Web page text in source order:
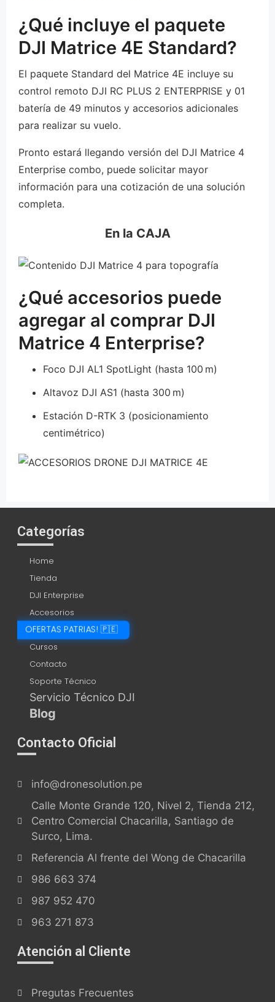
¿Qué incluye el paquete
DJI Matrice 4E Standard?
El paquete Standard del Matrice 4E incluye su
control remoto DJI RC PLUS 2 ENTERPRISE y 01
batería de 49 minutos y accesorios adicionales
para realizar su vuelo.
Pronto estará llegando versión del DJI Matrice 4
Enterprise combo, puede solicitar mayor
información para una cotización de una solución
completa.
En la CAJA
¿Qué accesorios puede
agregar al comprar DJI
Matrice 4 Enterprise?
Foco DJI AL1 SpotLight (hasta 100 m)
Altavoz DJI AS1 (hasta 300 m)
Estación D-RTK 3 (posicionamiento
centimétrico)
Categorías
Home
Tienda
DJI Enterprise
Accesorios
OFERTAS PATRIAS! 🇵🇪
Cursos
Contacto
Soporte Técnico
Servicio Técnico DJI
Blog
Contacto Oficial
info@dronesolution.pe
Calle Monte Grande 120, Nivel 2, Tienda 212,
Centro Comercial Chacarilla, Santiago de
Surco, Lima.
Referencia Al frente del Wong de Chacarilla
986 663 374
987 952 470
963 271 873
Atención al Cliente
Pregutas Frecuentes